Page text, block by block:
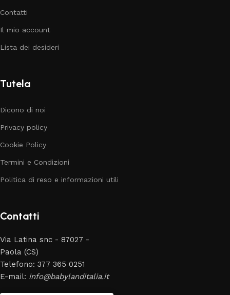
Contatti
Il mio account
Lista dei desideri
Tutela
Dicono di noi
Privacy policy
Cookie Policy
Termini e Condizioni
Politica di reso e informazioni utili
Contatti
Via Latina snc - 87027 -
Paola (CS)
Telefono: 377 365 0251
E-mail: info@babylanditalia.it